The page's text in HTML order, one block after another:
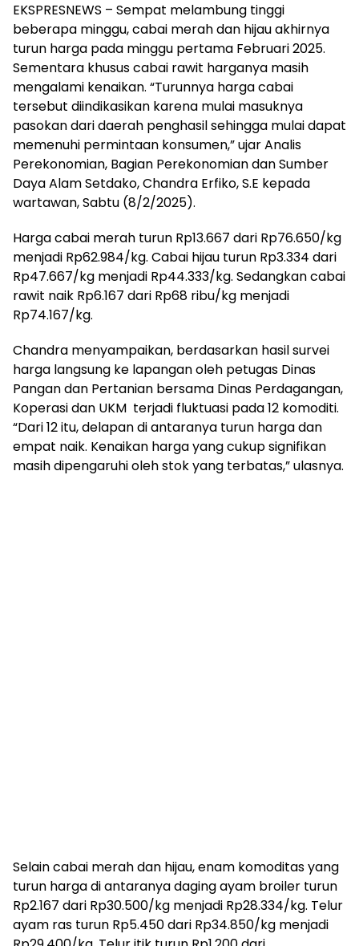
EKSPRESNEWS – Sempat melambung tinggi
beberapa minggu, cabai merah dan hijau akhirnya
turun harga pada minggu pertama Februari 2025.
Sementara khusus cabai rawit harganya masih
mengalami kenaikan. “Turunnya harga cabai
tersebut diindikasikan karena mulai masuknya
pasokan dari daerah penghasil sehingga mulai dapat
memenuhi permintaan konsumen,” ujar Analis
Perekonomian, Bagian Perekonomian dan Sumber
Daya Alam Setdako, Chandra Erfiko, S.E kepada
wartawan, Sabtu (8/2/2025).
Harga cabai merah turun Rp13.667 dari Rp76.650/kg
menjadi Rp62.984/kg. Cabai hijau turun Rp3.334 dari
Rp47.667/kg menjadi Rp44.333/kg. Sedangkan cabai
rawit naik Rp6.167 dari Rp68 ribu/kg menjadi
Rp74.167/kg.
Chandra menyampaikan, berdasarkan hasil survei
harga langsung ke lapangan oleh petugas Dinas
Pangan dan Pertanian bersama Dinas Perdagangan,
Koperasi dan UKM terjadi fluktuasi pada 12 komoditi.
“Dari 12 itu, delapan di antaranya turun harga dan
empat naik. Kenaikan harga yang cukup signifikan
masih dipengaruhi oleh stok yang terbatas,” ulasnya.
Selain cabai merah dan hijau, enam komoditas yang
turun harga di antaranya daging ayam broiler turun
Rp2.167 dari Rp30.500/kg menjadi Rp28.334/kg. Telur
ayam ras turun Rp5.450 dari Rp34.850/kg menjadi